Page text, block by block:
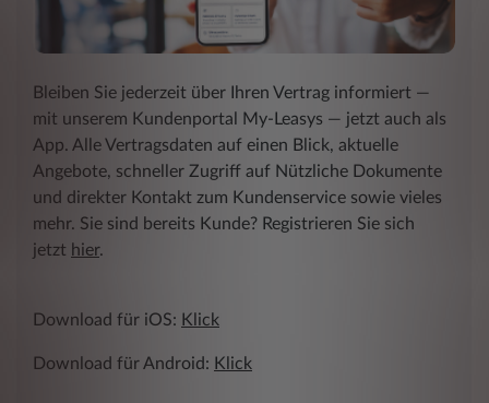
Bleiben Sie jederzeit über Ihren Vertrag informiert ―
mit unserem Kundenportal My-Leasys ― jetzt auch als
App. Alle Vertragsdaten auf einen Blick, aktuelle
Angebote, schneller Zugriff auf Nützliche Dokumente
und direkter Kontakt zum Kundenservice sowie vieles
mehr. Sie sind bereits Kunde? Registrieren Sie sich
jetzt hier.
Download für iOS: Klick
Download für Android: Klick